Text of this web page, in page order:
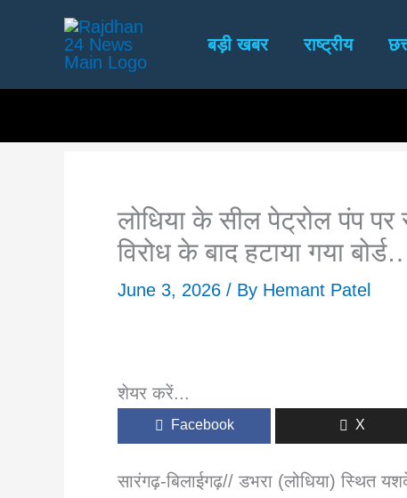
बड़ी खबर राष्ट्रीय
लोधिया के सील पेट्रोल पंप पर
विरोध के बाद हटाया गया
June 3, 2026 / By Hemant Patel
शेयर करें...
Facebook X
सारंगढ़-बिलाईगढ़// डभरा (लोधिया) स्थित